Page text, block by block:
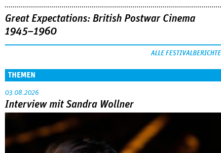
Great Expectations: British Postwar Cinema
1945–1960
ALLE FESTIVALBERICHTE
THEMEN
03.08.2026
Interview mit Sandra Wollner